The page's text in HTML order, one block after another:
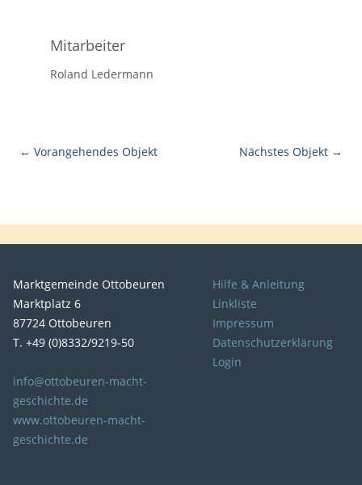
Mitarbeiter
Roland Ledermann
← Vorangehendes Objekt Nächstes Objekt →
Marktgemeinde Ottobeuren
Marktplatz 6
87724 Ottobeuren
T. +49 (0)8332/9219-50
info@ottobeuren-macht-
geschichte.de
www.ottobeuren-macht-
geschichte.de
Hilfe & Anleitung
Linkliste
Impressum
Datenschutzerklärung
Login